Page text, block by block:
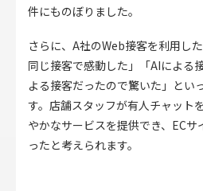
件にものぼりました。
さらに、A社のWeb接客を利用し
同じ接客で感動した」「AIによる
よる接客だったので驚いた」とい
す。店舗スタッフが有人チャット
やかなサービスを提供でき、EC
ったと考えられます。